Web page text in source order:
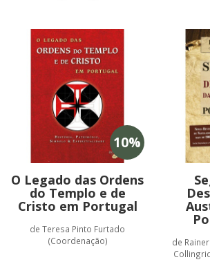
10%
O Legado das Ordens
do Templo e de
Cristo em Portugal
de Teresa Pinto Furtado
(Coordenação)
de